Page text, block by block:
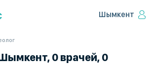
Шымкент
0 врачей, 0